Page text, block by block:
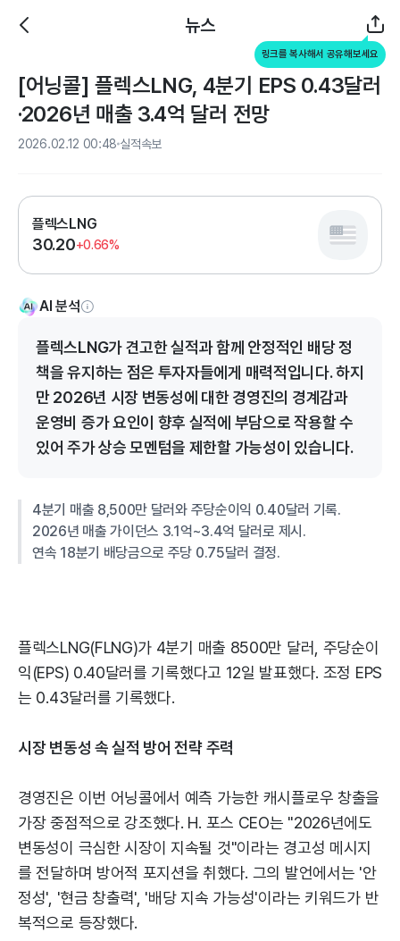
뉴스
링크를 복사해서 공유해보세요
[어닝콜] 플렉스LNG, 4분기 EPS 0.43달러
·2026년 매출 3.4억 달러 전망
2026.02.12 00:48 실적속보
플렉스LNG
30.20+0.66%
AI 분석
플렉스LNG가 견고한 실적과 함께 안정적인 배당 정
책을 유지하는 점은 투자자들에게 매력적입니다. 하지
만 2026년 시장 변동성에 대한 경영진의 경계감과
운영비 증가 요인이 향후 실적에 부담으로 작용할 수
있어 주가 상승 모멘텀을 제한할 가능성이 있습니다.
4분기 매출 8,500만 달러와 주당순이익 0.40달러 기록.
2026년 매출 가이던스 3.1억~3.4억 달러로 제시.
연속 18분기 배당금으로 주당 0.75달러 결정.
플렉스LNG(FLNG)가 4분기 매출 8500만 달러, 주당순이
익(EPS) 0.40달러를 기록했다고 12일 발표했다. 조정 EPS
는 0.43달러를 기록했다.
시장 변동성 속 실적 방어 전략 주력
경영진은 이번 어닝콜에서 예측 가능한 캐시플로우 창출을
가장 중점적으로 강조했다. H. 포스 CEO는 "2026년에도
변동성이 극심한 시장이 지속될 것"이라는 경고성 메시지
를 전달하며 방어적 포지션을 취했다. 그의 발언에서는 '안
정성', '현금 창출력', '배당 지속 가능성'이라는 키워드가 반
복적으로 등장했다.